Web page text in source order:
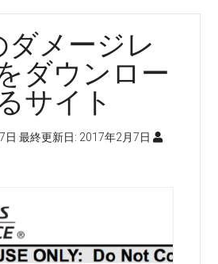
ダメージレ
ダウンロー
サイト
日 最終更新日: 2017年2月7日